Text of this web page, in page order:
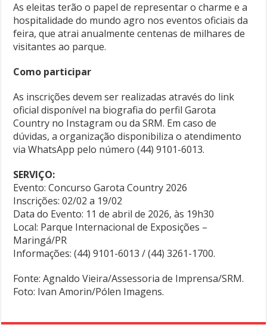
As eleitas terão o papel de representar o charme e a
hospitalidade do mundo agro nos eventos oficiais da
feira, que atrai anualmente centenas de milhares de
visitantes ao parque.
Como participar
As inscrições devem ser realizadas através do link
oficial disponível na biografia do perfil Garota
Country no Instagram ou da SRM. Em caso de
dúvidas, a organização disponibiliza o atendimento
via WhatsApp pelo número (44) 9101-6013.
SERVIÇO:
Evento: Concurso Garota Country 2026
Inscrições: 02/02 a 19/02
Data do Evento: 11 de abril de 2026, às 19h30
Local: Parque Internacional de Exposições –
Maringá/PR
Informações: (44) 9101-6013 / (44) 3261-1700.
Fonte: Agnaldo Vieira/Assessoria de Imprensa/SRM.
Foto: Ivan Amorin/Pólen Imagens.